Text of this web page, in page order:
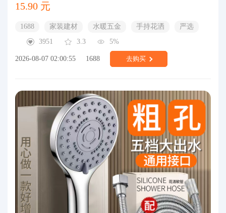
15.90 元
1688 家装建材 水暖五金 手持花洒
严选
3951
3.3 5%
2026-08-07 02:00:55 1688 去购买